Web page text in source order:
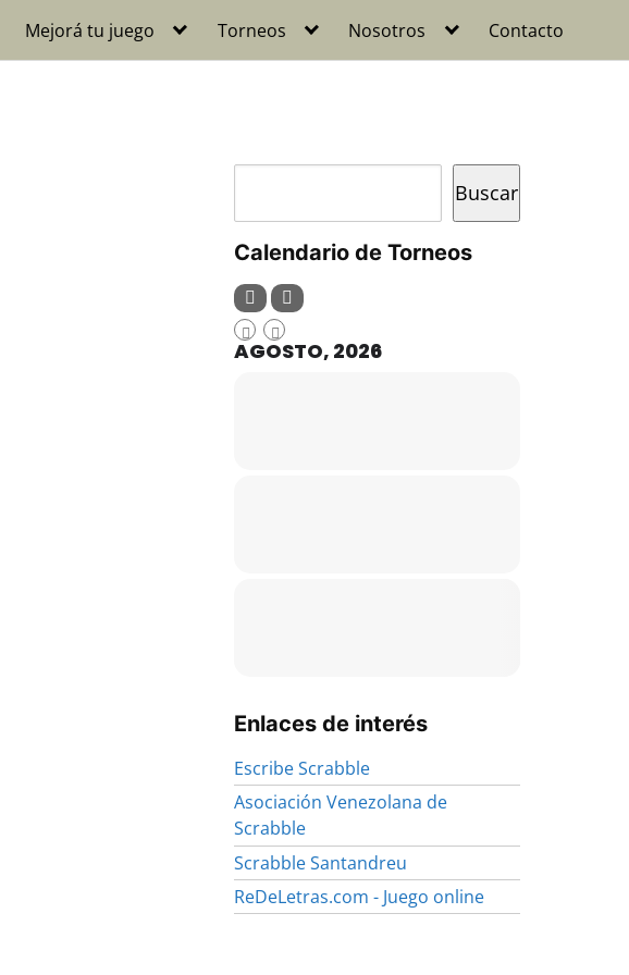
Mejorá tu juego Torneos Nosotros Contacto
Buscar
Calendario de Torneos
AGOSTO, 2026
Enlaces de interés
Escribe Scrabble
Asociación Venezolana de
Scrabble
Scrabble Santandreu
ReDeLetras.com - Juego online